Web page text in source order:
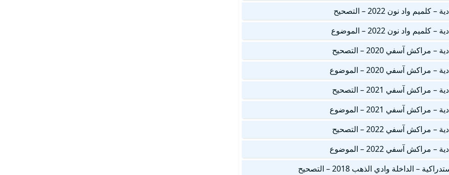
واد نون 2022 – التصحيح
واد نون 2022 – الموضوع
آسفي 2020 – التصحيح
آسفي 2020 – الموضوع
آسفي 2021 – التصحيح
آسفي 2021 – الموضوع
آسفي 2022 – التصحيح
آسفي 2022 – الموضوع
– الداخلة وادي الذهب 2018 – التصحيح